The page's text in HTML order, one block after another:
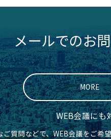
メールでのお
MORE
WEB会議にも
ご質問などで、WEB会議をご